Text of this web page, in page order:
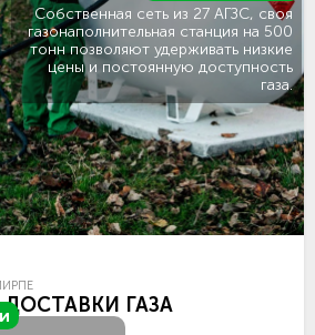
Собственная сеть из 27 АГЗС, своя
газонаполнительная станция на 500
тонн позволяют удерживать низкие
цены и постоянную доступность
газа.
ГАЗА